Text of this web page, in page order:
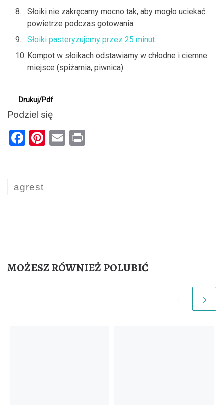
Słoiki nie zakręcamy mocno tak, aby mogło uciekać
powietrze podczas gotowania.
Słoiki pasteryzujemy przez 25 minut.
Kompot w słoikach odstawiamy w chłodne i ciemne
miejsce (spiżarnia, piwnica).
Drukuj/Pdf
Podziel się
F
b
Pi E
agrest
MOŻESZ RÓWNIEŻ POLUBIĆ